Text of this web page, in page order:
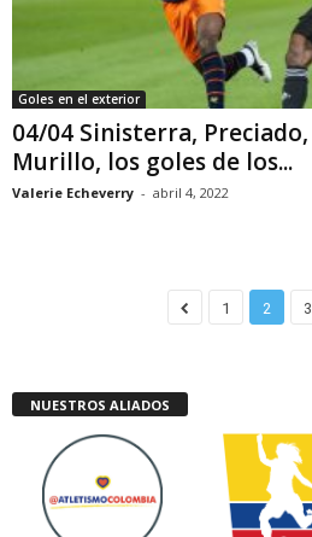
Goles en el exterior
04/04 Sinisterra,
Murillo, los goles de los...
Valerie Echeverry - abril 4, 2022
1 2 3
NUESTROS ALIADOS